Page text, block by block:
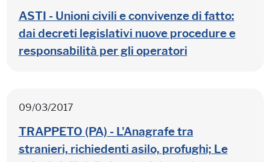
ASTI - Unioni civili e convivenze di fatto:
dai decreti legislativi nuove procedure e
responsabilità per gli operatori
09/03/2017
TRAPPETO (PA) - L'Anagrafe tra
stranieri, richiedenti asilo, profughi; Le